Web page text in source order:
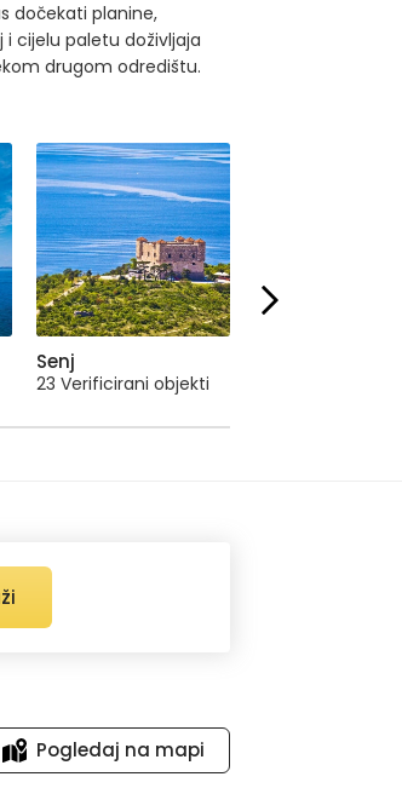
dočekati planine,
cijelu paletu doživljaja
drugom odredištu.
Senj
23 Verificirani objekti
Pogledaj na mapi